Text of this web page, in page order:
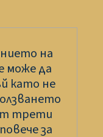
на
може да
като не
трети
за